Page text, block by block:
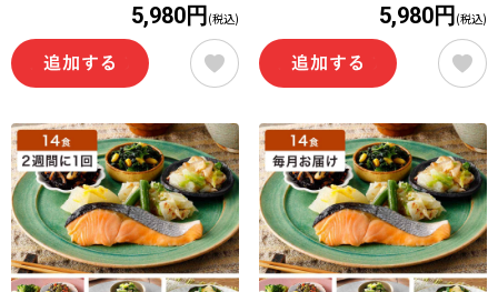
5,980円 (税込) 5,980円 (税込)